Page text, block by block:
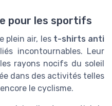
pour les sportifs
plein air, les t-shirts anti
incontournables. Leur
rayons nocifs du soleil
dans des activités telles
le cyclisme.